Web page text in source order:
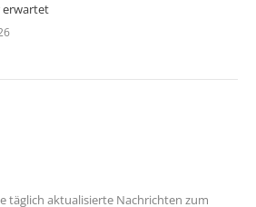
erwartet
täglich aktualisierte Nachrichten zum